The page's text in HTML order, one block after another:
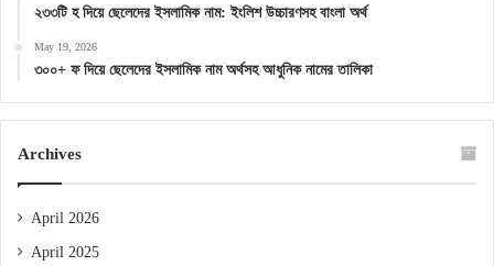
২৩৩টি হ দিয়ে ছেলেদের ইসলামিক নাম: ইংলিশ উচ্চারণসহ বাংলা অর্থ
May 19, 2026
৩০০+ ফ দিয়ে ছেলেদের ইসলামিক নাম অর্থসহ আধুনিক নামের তালিকা
Archives
April 2026
April 2025